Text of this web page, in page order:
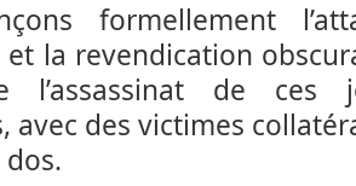
formellement
et la revendication
l’assassinat de
avec des victimes